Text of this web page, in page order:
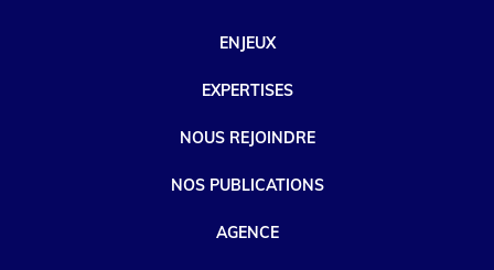
ENJEUX
EXPERTISES
NOUS REJOINDRE
NOS PUBLICATIONS
AGENCE